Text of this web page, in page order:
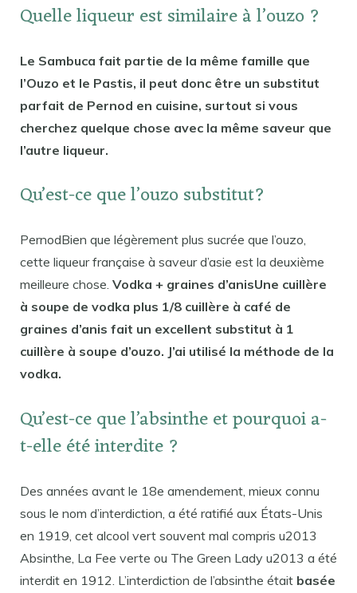
Quelle liqueur est similaire à l’ouzo ?
Le Sambuca fait partie de la même famille que
l’Ouzo et le Pastis, il peut donc être un substitut
parfait de Pernod en cuisine, surtout si vous
cherchez quelque chose avec la même saveur que
l’autre liqueur.
Qu’est-ce que l’ouzo substitut?
PernodBien que légèrement plus sucrée que l’ouzo,
cette liqueur française à saveur d’asie est la deuxième
meilleure chose. Vodka + graines d’anisUne cuillère
à soupe de vodka plus 1/8 cuillère à café de
graines d’anis fait un excellent substitut à 1
cuillère à soupe d’ouzo. J’ai utilisé la méthode de la
vodka.
Qu’est-ce que l’absinthe et pourquoi a-
t-elle été interdite ?
Des années avant le 18e amendement, mieux connu
sous le nom d’interdiction, a été ratifié aux États-Unis
en 1919, cet alcool vert souvent mal compris u2013
Absinthe, La Fee verte ou The Green Lady u2013 a été
interdit en 1912. L’interdiction de l’absinthe était basée